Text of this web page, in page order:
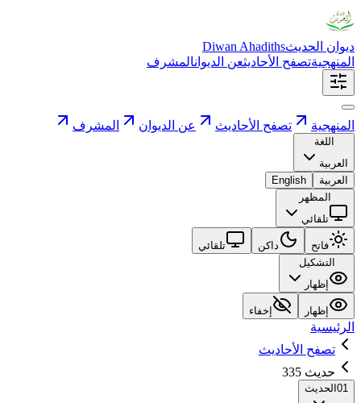
ديوان الحديثDiwan Ahadiths
المنهجيةتصفح الأحاديثعن الديوانالمشرف
المنهجية تصفح الأحاديث عن الديوان المشرف
اللغة
العربية
العربية
English
المظهر
تلقائي
فاتح داكن
تلقائي
التشكيل
إظهار
إظهار إخفاء
الرئيسية
تصفح الأحاديث
حديث 335
01 الحديث